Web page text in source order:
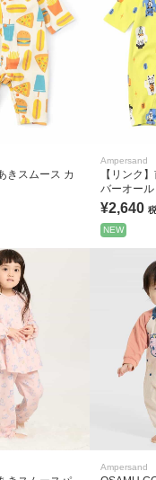
きスムース カ
Ampersand
【リンク
バーオール
¥2,640
NEW
Ampersand